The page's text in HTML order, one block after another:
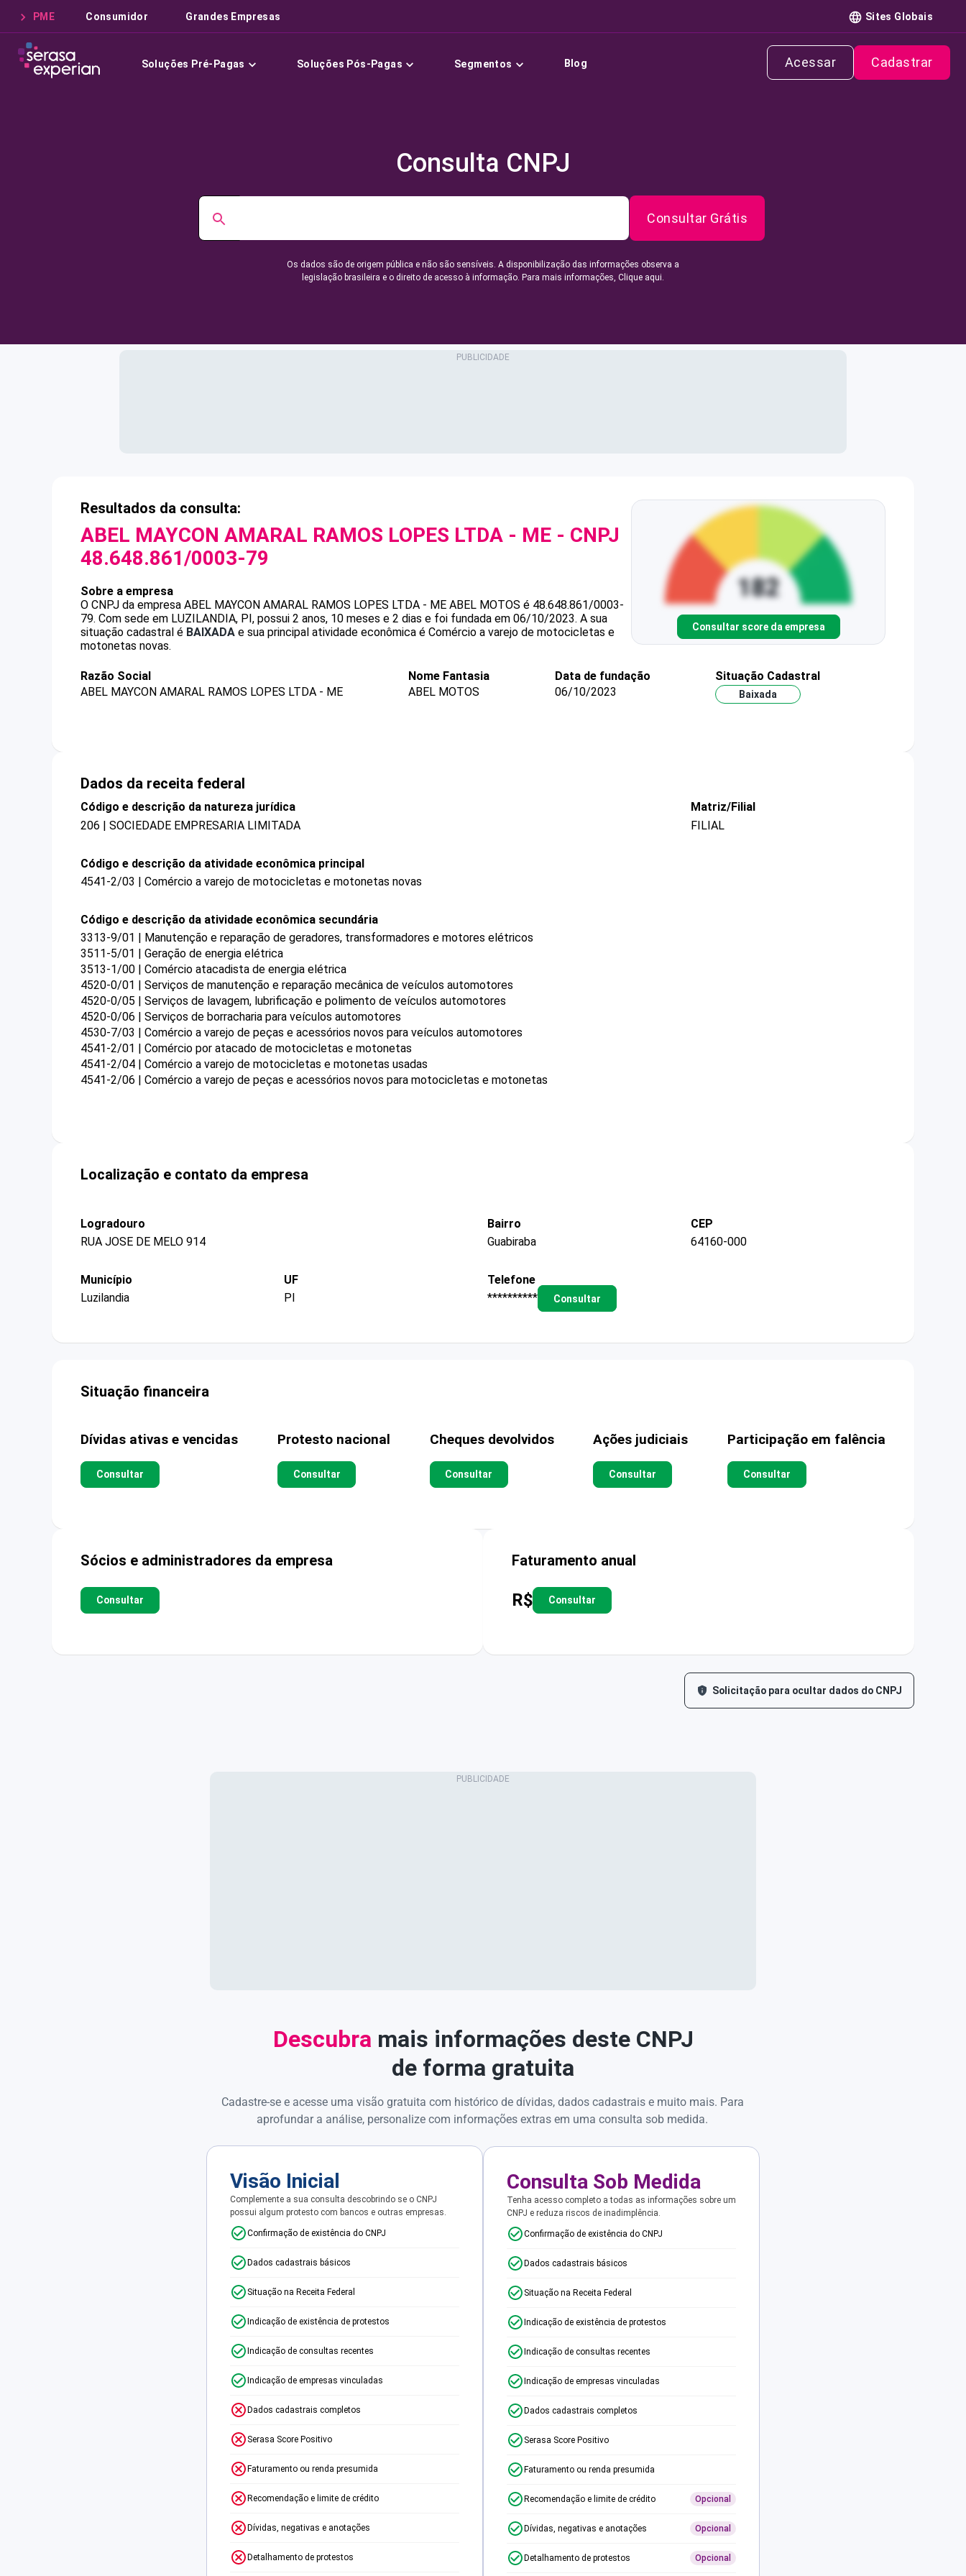
PME Consumidor Grandes Empresas Sites Globais
Soluções Pré-Pagas Soluções Pós-Pagas Segmentos Blog Acessar Cadastrar
Consulta CNPJ
Consultar Grátis
Os dados são de origem pública e não são sensíveis. A disponibilização das informações observa a
legislação brasileira e o direito de acesso à informação. Para mais informações, Clique aqui.
Resultados da consulta:
ABEL MAYCON AMARAL RAMOS LOPES LTDA - ME - CNPJ
48.648.861/0003-79
Sobre a empresa
O CNPJ da empresa ABEL MAYCON AMARAL RAMOS LOPES LTDA - ME ABEL MOTOS é 48.648.861/0003-
79. Com sede em LUZILANDIA, PI, possui 2 anos, 10 meses e 2 dias e foi fundada em 06/10/2023. A sua
situação cadastral é BAIXADA e sua principal atividade econômica é Comércio a varejo de motocicletas e
motonetas novas.
Consultar score da empresa
Razão Social
ABEL MAYCON AMARAL RAMOS LOPES LTDA - ME
Nome Fantasia
ABEL MOTOS
Data de fundação
06/10/2023
Situação Cadastral
Baixada
Dados da receita federal
Código e descrição da natureza jurídica
206 | SOCIEDADE EMPRESARIA LIMITADA
Matriz/Filial
FILIAL
Código e descrição da atividade econômica principal
4541-2/03 | Comércio a varejo de motocicletas e motonetas novas
Código e descrição da atividade econômica secundária
3313-9/01 | Manutenção e reparação de geradores, transformadores e motores elétricos
3511-5/01 | Geração de energia elétrica
3513-1/00 | Comércio atacadista de energia elétrica
4520-0/01 | Serviços de manutenção e reparação mecânica de veículos automotores
4520-0/05 | Serviços de lavagem, lubrificação e polimento de veículos automotores
4520-0/06 | Serviços de borracharia para veículos automotores
4530-7/03 | Comércio a varejo de peças e acessórios novos para veículos automotores
4541-2/01 | Comércio por atacado de motocicletas e motonetas
4541-2/04 | Comércio a varejo de motocicletas e motonetas usadas
4541-2/06 | Comércio a varejo de peças e acessórios novos para motocicletas e motonetas
Localização e contato da empresa
Logradouro
RUA JOSE DE MELO 914
Bairro
Guabiraba
CEP
64160-000
Município
Luzilandia
UF
PI
Telefone
**********
Consultar
Situação financeira
Dívidas ativas e vencidas
Consultar
Protesto nacional
Consultar
Cheques devolvidos
Consultar
Ações judiciais
Consultar
Participação em falência
Consultar
Sócios e administradores da empresa
Consultar
Faturamento anual
R$ Consultar
Solicitação para ocultar dados do CNPJ
Descubra mais informações deste CNPJ
de forma gratuita
Cadastre-se e acesse uma visão gratuita com histórico de dívidas, dados cadastrais e muito mais. Para
aprofundar a análise, personalize com informações extras em uma consulta sob medida.
Visão Inicial
Complemente a sua consulta descobrindo se o CNPJ
possui algum protesto com bancos e outras empresas.
Confirmação de existência do CNPJ
Dados cadastrais básicos
Situação na Receita Federal
Indicação de existência de protestos
Indicação de consultas recentes
Indicação de empresas vinculadas
Dados cadastrais completos
Serasa Score Positivo
Faturamento ou renda presumida
Recomendação e limite de crédito
Dívidas, negativas e anotações
Detalhamento de protestos
Consulta Sob Medida
Tenha acesso completo a todas as informações sobre um
CNPJ e reduza riscos de inadimplência.
Confirmação de existência do CNPJ
Dados cadastrais básicos
Situação na Receita Federal
Indicação de existência de protestos
Indicação de consultas recentes
Indicação de empresas vinculadas
Dados cadastrais completos
Serasa Score Positivo
Faturamento ou renda presumida
Recomendação e limite de crédito Opcional
Dívidas, negativas e anotações Opcional
Detalhamento de protestos Opcional